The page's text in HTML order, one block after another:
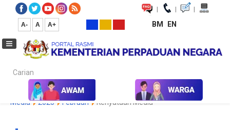
| | |
A- A A+ BM EN
Carian...
Laman Utama Media Koleksi Media
Kenyataan / Siaran
Media
2025 Februari Kenyataan Media